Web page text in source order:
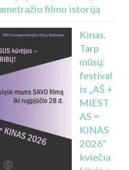
filmo istoriją
Kinas.
Tarp
mūsų:
festival
is „AŠ +
MIEST
AS =
KINAS
2026“
kviečia